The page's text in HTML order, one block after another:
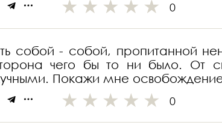
0
собой - собой, пропитанной
чего бы то ни было. От
Покажи мне
0